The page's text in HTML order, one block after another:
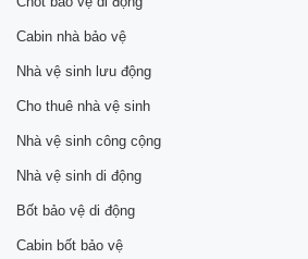
Cabin nhà bảo vệ
Nhà vệ sinh lưu động
Cho thuê nhà vệ sinh
Nhà vệ sinh công cộng
Nhà vệ sinh di động
Bốt bảo vệ di động
Cabin bốt bảo vệ